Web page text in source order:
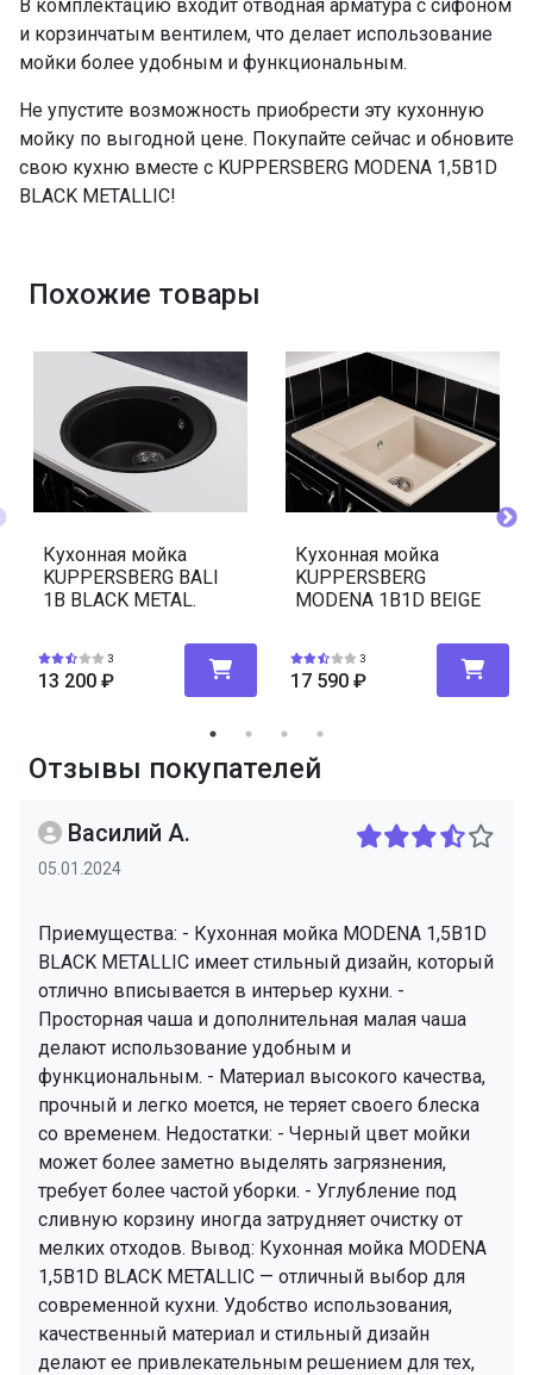
В комплектацию входит отводная арматура с сифоном
и корзинчатым вентилем, что делает использование
мойки более удобным и функциональным.
Не упустите возможность приобрести эту кухонную
мойку по выгодной цене. Покупайте сейчас и обновите
свою кухню вместе с KUPPERSBERG MODENA 1,5B1D
BLACK METALLIC!
Похожие товары
Кухонная мойка
KUPPERSBERG BALI
1B BLACK METAL.
3
13 200 ₽
Кухонная мойка
KUPPERSBERG
MODENA 1B1D BEIGE
3
17 590 ₽
Отзывы покупателей
Василий А.
05.01.2024
Приемущества: - Кухонная мойка MODENA 1,5B1D
BLACK METALLIC имеет стильный дизайн, который
отлично вписывается в интерьер кухни. -
Просторная чаша и дополнительная малая чаша
делают использование удобным и
функциональным. - Материал высокого качества,
прочный и легко моется, не теряет своего блеска
со временем. Недостатки: - Черный цвет мойки
может более заметно выделять загрязнения,
требует более частой уборки. - Углубление под
сливную корзину иногда затрудняет очистку от
мелких отходов. Вывод: Кухонная мойка MODENA
1,5B1D BLACK METALLIC — отличный выбор для
современной кухни. Удобство использования,
качественный материал и стильный дизайн
делают ее привлекательным решением для тех,